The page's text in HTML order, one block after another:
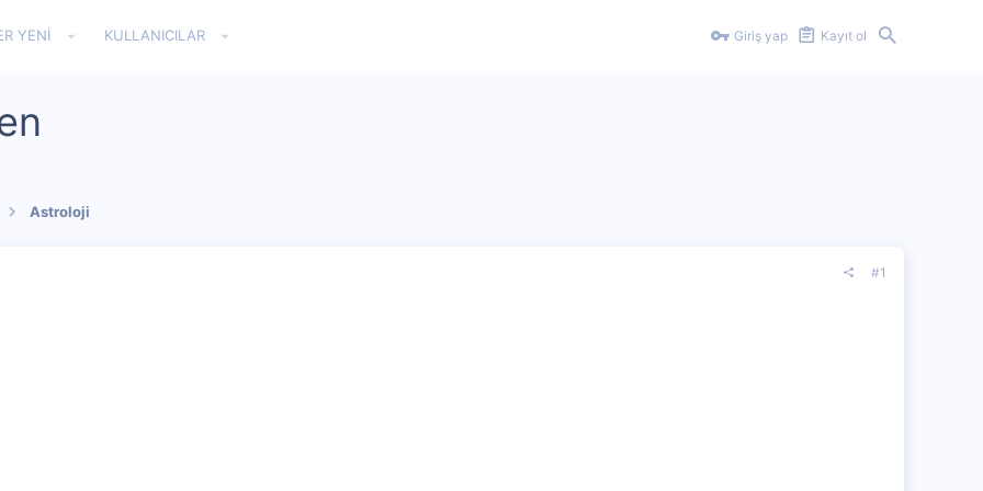
YENI KULLANICILAR Giriş yap Kayıt ol
Astroloji
#1